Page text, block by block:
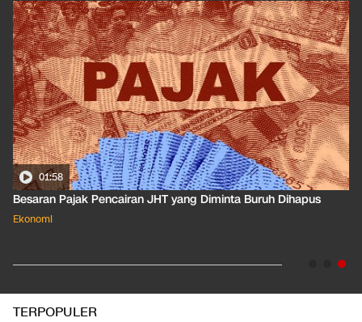
01:50
Apa Arti Peringkat Kredit Indonesia yang Dirilis S&P Global
Dkk?
TERPOPULER